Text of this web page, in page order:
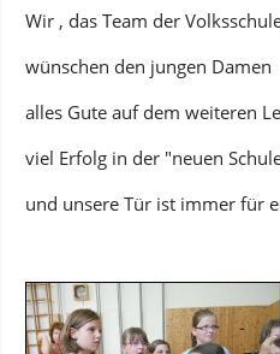
Wir , das Team der
wünschen den jungen Damen
alles Gute auf dem weiteren
viel Erfolg in der "neuen
und unsere Tür ist immer für